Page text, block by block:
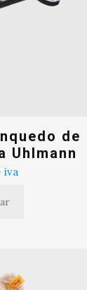
de
Uhlmann
iva